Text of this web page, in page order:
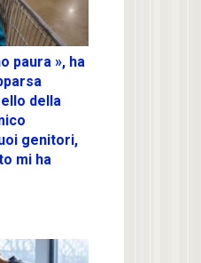
paura », ha
della
genitori,
mi ha